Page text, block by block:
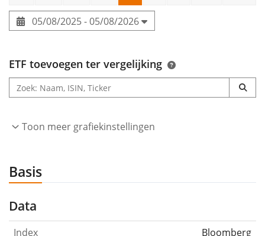
05/08/2025 - 05/08/2026
ETF toevoegen ter vergelijking
Toon meer grafiekinstellingen
Basis
Data
Index Bloomberg